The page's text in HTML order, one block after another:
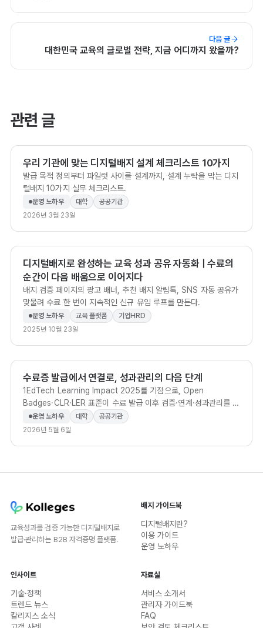
다음 글
대한민국 교육의 글로벌 전략, 지금 어디까지 왔을까?
관련 글
우리 기관에 맞는 디지털배지 설계 체크리스트 10가지
발급 목적 정의부터 파일럿 사이클 설계까지, 설계 누락을 막는 디지
털배지 10가지 실무 체크리스트.
운영 노하우 대학
공공기관
2026년 3월 23일
디지털배지로 완성하는 교육 성과 공유 자동화 | 수료의
순간이 다음 배움으로 이어지다
배지 검증 페이지의 광고 배너, 추천 배지 알림톡, SNS 자동 공유가
맞물려 수료 한 번이 지속적인 신규 유입 루프를 만든다.
운영 노하우 교육 플랫폼
기업HRD
2025년 10월 23일
수료증 발급에서 연결로, 성과관리의 다음 단계
1EdTech Learning Impact 2025를 기점으로, Open
Badges·CLR·LER 표준이 수료 발급 이후 검증·연계·성과관리를 한
흐름으로 바꾸는 방식을 정리합니다.
운영 노하우 대학
공공기관
2026년 5월 6일
교육성과를 검증 가능한 디지털배지로
발급·관리하는 B2B 자격증명 플랫폼.
배지 가이드북
디지털배지란?
이용 가이드
운영 노하우
인사이트
기술·정책
트렌드 뉴스
칼리지스 소식
자료실
서비스 소개서
관리자 가이드북
FAQ